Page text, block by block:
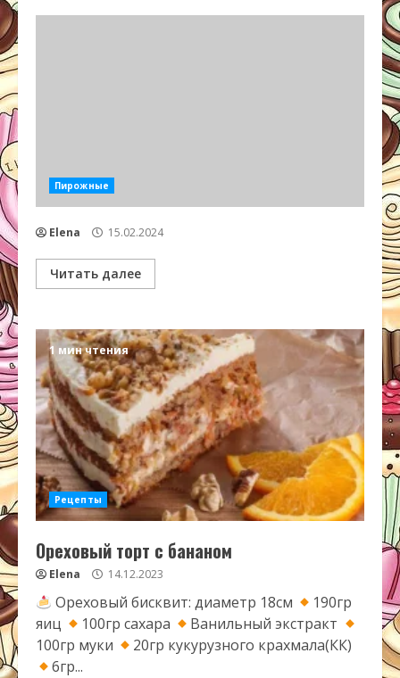
Пирожные
Elena 15.02.2024
Читать далее
1 мин чтения
Рецепты
Ореховый торт с бананом
Elena 14.12.2023
Ореховый бисквит: диаметр 18см
190гр
яиц
100гр сахара
Ванильный экстракт
100гр муки
20гр кукурузного крахмала(КК)
6гр...